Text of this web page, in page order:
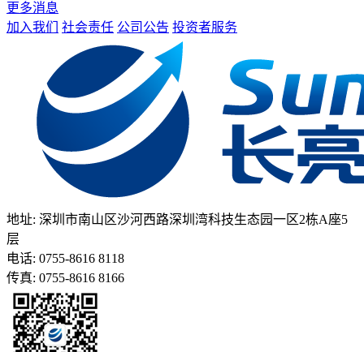
更多消息
加入我们
社会责任 公司公告 投资者服务
地址: 深圳市南山区沙河西路深圳湾科技生态园一区2栋A座5
层
电话: 0755-8616 8118
传真: 0755-8616 8166